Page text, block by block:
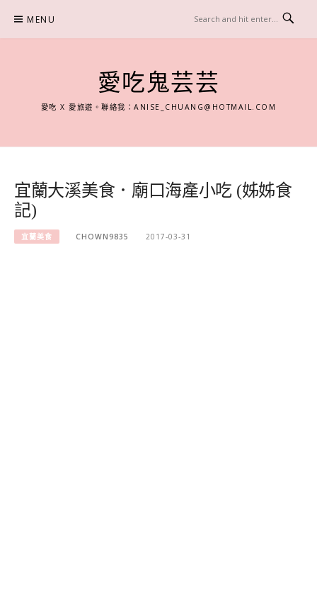
content
MENU
愛吃鬼芸芸
愛吃 X 愛旅遊。聯絡我：ANISE_CHUANG@HOTMAIL.COM
宜蘭大溪美食．廟口海產小吃 (姊姊食
記)
宜蘭美食 CHOWN9835 2017-03-31